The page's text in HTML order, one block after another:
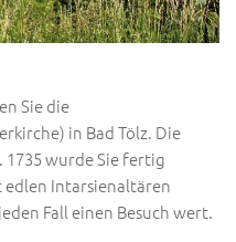
Sie die
in Bad Tölz. Die
wurde Sie fertig
Intarsienaltären
Fall einen Besuch wert.